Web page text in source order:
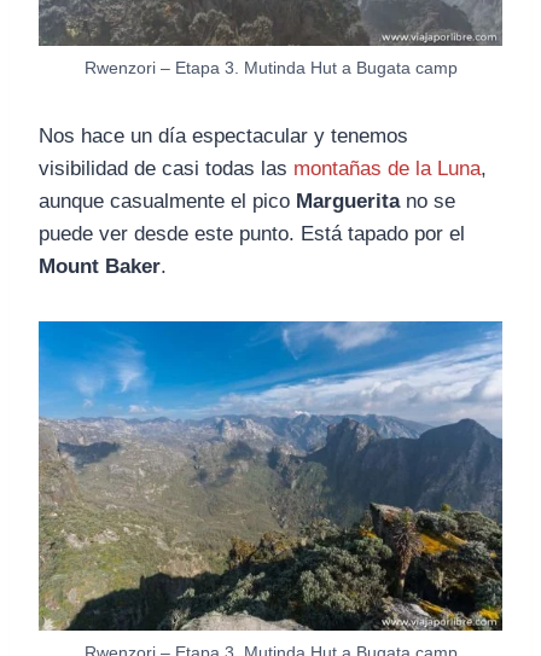
Rwenzori – Etapa 3. Mutinda Hut a Bugata camp
Nos hace un día espectacular y tenemos
visibilidad de casi todas las montañas de la Luna,
aunque casualmente el pico Margueritano se
puede ver desde este punto. Está tapado por el
Mount Baker.